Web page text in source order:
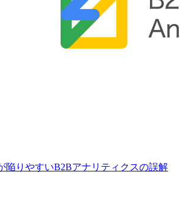
陥りやすいB2Bアナリティクスの誤解